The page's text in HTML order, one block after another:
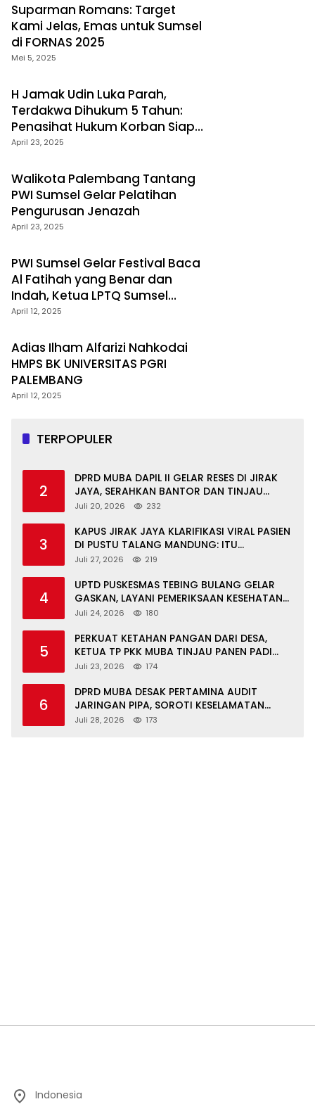
Suparman Romans: Target
Kami Jelas, Emas untuk Sumsel
di FORNAS 2025
Mei 5, 2025
H Jamak Udin Luka Parah,
Terdakwa Dihukum 5 Tahun:
Penasihat Hukum Korban Siap
Banding
April 23, 2025
Walikota Palembang Tantang
PWI Sumsel Gelar Pelatihan
Pengurusan Jenazah
April 23, 2025
PWI Sumsel Gelar Festival Baca
Al Fatihah yang Benar dan
Indah, Ketua LPTQ Sumsel
Tugaskan Dewan Juri dan
April 12, 2025
Adias Ilham Alfarizi Nahkodai
HMPS BK UNIVERSITAS PGRI
PALEMBANG
April 12, 2025
TERPOPULER
2
DPRD MUBA DAPIL II GELAR RESES DI JIRAK
JAYA, SERAHKAN BANTOR DAN TINJAU
JALAN RUSAK SERTA TPS 3R
Juli 20, 2026 232
3
KAPUS JIRAK JAYA KLARIFIKASI VIRAL PASIEN
DI PUSTU TALANG MANDUNG: ITU
MISKOMUNIKASI
Juli 27, 2026 219
4
UPTD PUSKESMAS TEBING BULANG GELAR
GASKAN, LAYANI PEMERIKSAAN KESEHATAN
GRATIS UNTUK ASN DI SUNGAI KERUH
Juli 24, 2026 180
5
PERKUAT KETAHAN PANGAN DARI DESA,
KETUA TP PKK MUBA TINJAU PANEN PADI
ORGANIK DAN IKAN NILA
Juli 23, 2026 174
6
DPRD MUBA DESAK PERTAMINA AUDIT
JARINGAN PIPA, SOROTI KESELAMATAN
WARGA JIRAK
Juli 28, 2026 173
Indonesia